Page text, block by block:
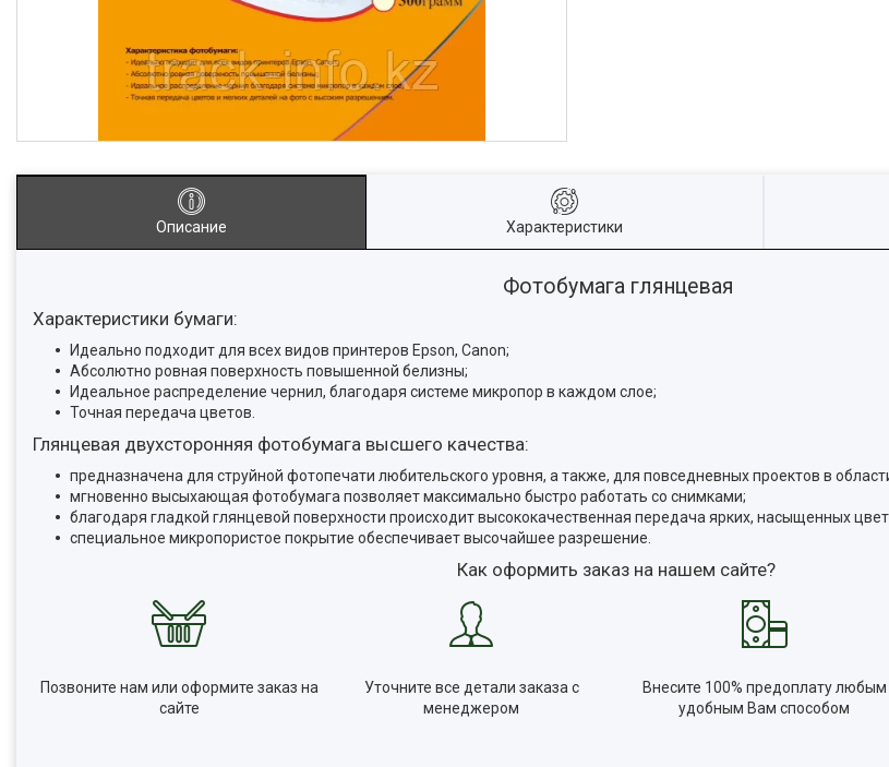
Описание Характеристики
Фотобумага глянцевая
Характеристики бумаги:
Идеально подходит для всех видов принтеров Epson, Canon;
Абсолютно ровная поверхность повышенной белизны;
Идеальное распределение чернил, благодаря системе микропор в каждом слое;
Точная передача цветов.
Глянцевая двухсторонняя фотобумага высшего качества:
предназначена для струйной фотопечати любительского уровня, а также, для повседневных проектов в
мгновенно высыхающая фотобумага позволяет максимально быстро работать со снимками;
благодаря гладкой глянцевой поверхности происходит высококачественная передача ярких, насыщенных
специальное микропористое покрытие обеспечивает высочайшее разрешение.
Как оформить заказ на нашем сайте?
Позвоните нам или оформите заказ на
сайте
Уточните все детали заказа с
менеджером
Внесите 100% предоплату любым
удобным Вам способом